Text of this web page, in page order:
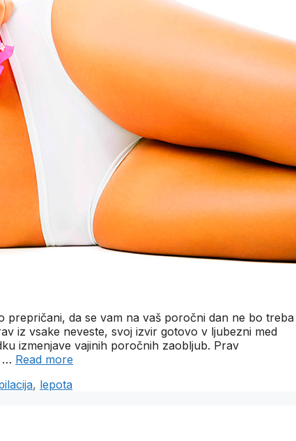
prepričani, da se vam na vaš poročni dan ne bo treba
iz vsake neveste, svoj izvir gotovo v ljubezni med
izmenjave vajinih poročnih zaobljub. Prav
… Read more
, lepota